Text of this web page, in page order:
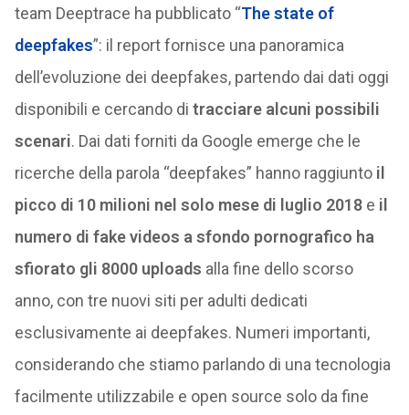
team Deeptrace ha pubblicato “The state of
deepfakes”: il report fornisce una panoramica
dell’evoluzione dei deepfakes, partendo dai dati oggi
disponibili e cercando di tracciare alcuni possibili
scenari. Dai dati forniti da Google emerge che le
ricerche della parola “deepfakes” hanno raggiuntoil
picco di 10 milioni nel solo mese di luglio 2018e il
numero di fake videos a sfondo pornografico ha
sfiorato gli 8000 uploads alla fine dello scorso
anno, con tre nuovi siti per adulti dedicati
esclusivamente ai deepfakes. Numeri importanti,
considerando che stiamo parlando di una tecnologia
facilmente utilizzabile e open source solo da fine